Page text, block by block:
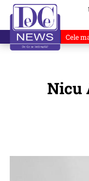
Cele
Nicu